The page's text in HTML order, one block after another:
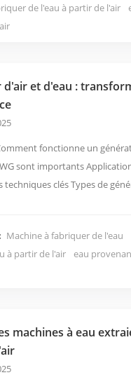
et à leurs vastes
de l'eau à partir de l'air
d'air et d'eau :
fonctionne un
sont importants
techniques clés Types de
et perspectives du
Machine à fabriquer de l'eau
à partir de l'air
eau
machines à eau